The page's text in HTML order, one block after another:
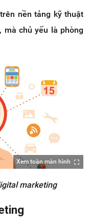
nền tảng kỹ thuật
mà chủ yếu là phòng
Xem toàn màn hình
marketing